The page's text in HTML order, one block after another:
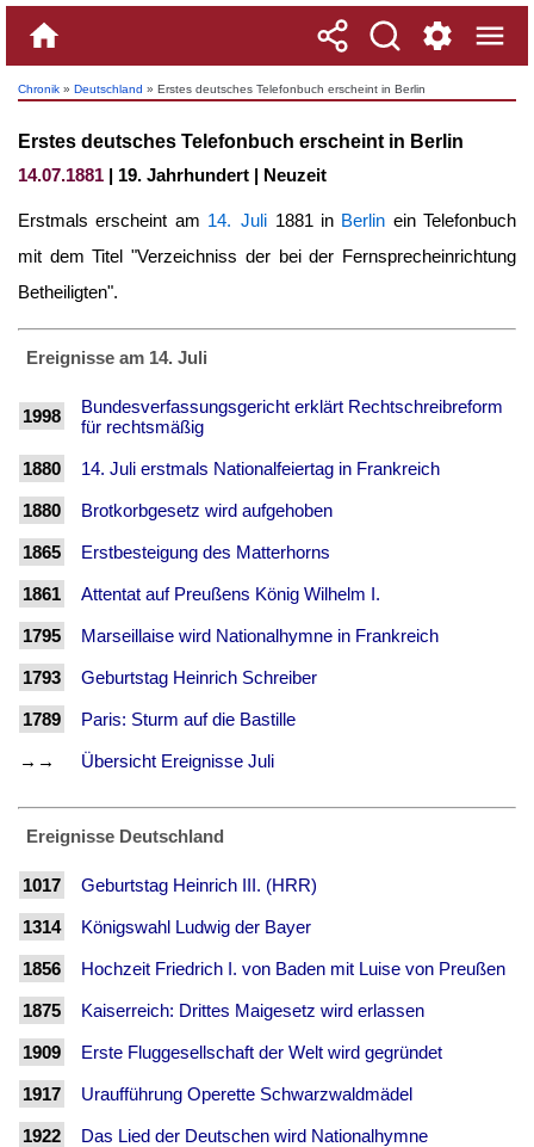
Chronik » Deutschland » Erstes deutsches Telefonbuch erscheint in Berlin
Erstes deutsches Telefonbuch erscheint in Berlin
14.07.1881 | 19. Jahrhundert | Neuzeit
Erstmals erscheint am 14. Juli 1881 in Berlin ein Telefonbuch
mit dem Titel "Verzeichniss der bei der Fernsprecheinrichtung
Betheiligten".
Ereignisse am 14. Juli
1998
Bundesverfassungsgericht erklärt Rechtschreibreform
für rechtsmäßig
1880 14. Juli erstmals Nationalfeiertag in Frankreich
1880 Brotkorbgesetz wird aufgehoben
1865 Erstbesteigung des Matterhorns
1861 Attentat auf Preußens König Wilhelm I.
1795 Marseillaise wird Nationalhymne in Frankreich
1793 Geburtstag Heinrich Schreiber
1789 Paris: Sturm auf die Bastille
→→ Übersicht Ereignisse Juli
Ereignisse Deutschland
1017 Geburtstag Heinrich III. (HRR)
1314 Königswahl Ludwig der Bayer
1856 Hochzeit Friedrich I. von Baden mit Luise von Preußen
1875 Kaiserreich: Drittes Maigesetz wird erlassen
1909 Erste Fluggesellschaft der Welt wird gegründet
1917 Uraufführung Operette Schwarzwaldmädel
1922 Das Lied der Deutschen wird Nationalhymne